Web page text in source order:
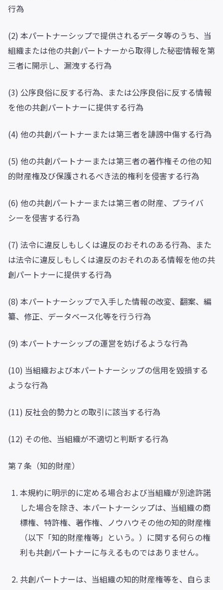
行為
(2) 本パートナーシップで提供されるデータ等のうち、当
組織または他の共創パートナーから取得した秘密情報を第
三者に開示し、漏洩する行為
(3) 公序良俗に反する行為、または公序良俗に反する情報
を他の共創パートナーに提供する行為
(4) 他の共創パートナーまたは第三者を誹謗中傷する行為
(5) 他の共創パートナーまたは第三者の著作権その他の知
的財産権及び保護されるべき法的権利を侵害する行為
(6) 他の共創パートナーまたは第三者の財産、プライバ
シーを侵害する行為
(7) 法令に違反しもしくは違反のおそれのある行為、また
は法令に違反しもしくは違反のおそれのある情報を他の共
創パートナーに提供する行為
(8) 本パートナーシップで入手した情報の改変、翻案、編
纂、修正、データベース化等を行う行為
(9) 本パートナーシップの運営を妨げるような行為
(10) 当組織および本パートナーシップの信用を毀損する
ような行為
(11) 反社会的勢力との取引に該当する行為
(12) その他、当組織が不適切と判断する行為
第７条（知的財産）
本規約に明示的に定める場合および当組織が別途許諾
した場合を除き、本パートナーシップは、当組織の商
標権、特許権、著作権、ノウハウその他の知的財産権
（以下「知的財産権等」という。）に関する何らの権
利も共創パートナーに与えるものではありません。
共創パートナーは、当組織の知的財産権等を、自らま